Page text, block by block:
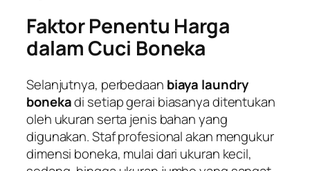
Faktor Penentu Harga
dalam Cuci Boneka
Selanjutnya, perbedaan biaya laundry
bonekadi setiap gerai biasanya ditentukan
oleh ukuran serta jenis bahan yang
digunakan. Staf profesional akan mengukur
dimensi boneka, mulai dari ukuran kecil,